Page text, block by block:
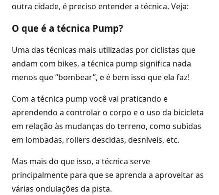
outra cidade, é preciso entender a técnica. Veja:
O que é a técnica Pump?
Uma das técnicas mais utilizadas por ciclistas que
andam com bikes, a técnica pump significa nada
menos que “bombear”, e é bem isso que ela faz!
Com a técnica pump você vai praticando e
aprendendo a controlar o corpo e o uso da bicicleta
em relação às mudanças do terreno, como subidas
em lombadas, rollers descidas, desníveis, etc.
Mas mais do que isso, a técnica serve
principalmente para que se aprenda a aproveitar as
várias ondulações da pista.